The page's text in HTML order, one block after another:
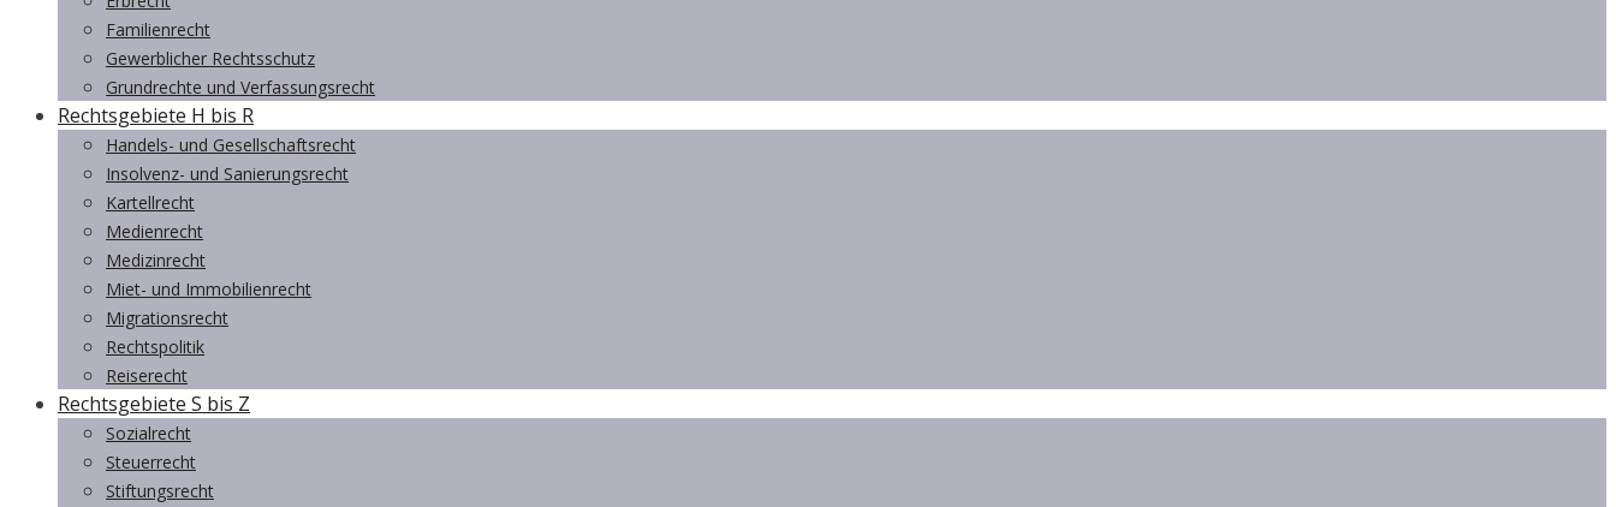
Familienrecht
Gewerblicher Rechtsschutz
Grundrechte und Verfassungsrecht
Rechtsgebiete H bis R
Handels- und Gesellschaftsrecht
Insolvenz- und Sanierungsrecht
Kartellrecht
Medienrecht
Medizinrecht
Miet- und Immobilienrecht
Migrationsrecht
Rechtspolitik
Reiserecht
Rechtsgebiete S bis Z
Sozialrecht
Steuerrecht
Stiftungsrecht